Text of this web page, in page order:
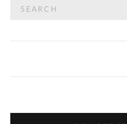
for: